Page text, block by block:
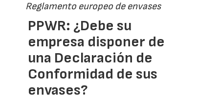
Reglamento europeo de envases
PPWR: ¿Debe su
empresa disponer de
una Declaración de
Conformidad de sus
envases?